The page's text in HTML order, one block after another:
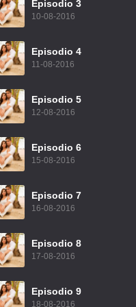
Episodio 3
10-08-2016
Episodio 4
11-08-2016
Episodio 5
12-08-2016
Episodio 6
15-08-2016
Episodio 7
16-08-2016
Episodio 8
17-08-2016
Episodio 9
18-08-2016